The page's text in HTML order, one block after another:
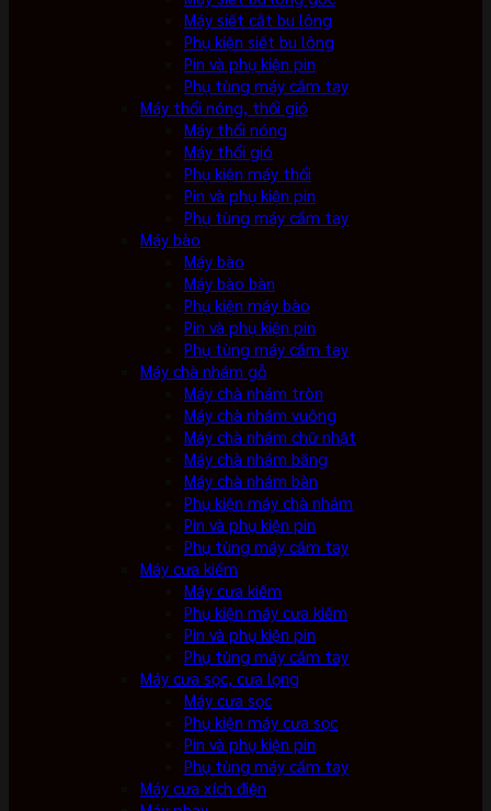
Máy siết cắt bu lông
Phụ kiện siết bu lông
Pin và phụ kiện pin
Phụ tùng máy cầm tay
Máy thổi nóng, thổi gió
Máy thổi nóng
Máy thổi gió
Phụ kiện máy thổi
Pin và phụ kiện pin
Phụ tùng máy cầm tay
Máy bào
Máy bào
Máy bào bàn
Phụ kiện máy bào
Pin và phụ kiện pin
Phụ tùng máy cầm tay
Máy chà nhám gỗ
Máy chà nhám tròn
Máy chà nhám vuông
Máy chà nhám chữ nhật
Máy chà nhám băng
Máy chà nhám bàn
Phụ kiện máy chà nhám
Pin và phụ kiện pin
Phụ tùng máy cầm tay
Máy cưa kiếm
Máy cưa kiếm
Phụ kiện máy cưa kiếm
Pin và phụ kiện pin
Phụ tùng máy cầm tay
Máy cưa sọc, cưa lọng
Máy cưa sọc
Phụ kiện máy cưa sọc
Pin và phụ kiện pin
Phụ tùng máy cầm tay
Máy cưa xích điện